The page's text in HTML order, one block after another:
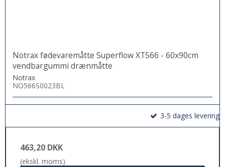
Notrax fødevaremåtte Superflow XT566 - 60x90cm
vendbargummi drænmåtte
Notrax
NO566S0023BL
3-5 dages levering
463,20 DKK
(ekskl. moms)